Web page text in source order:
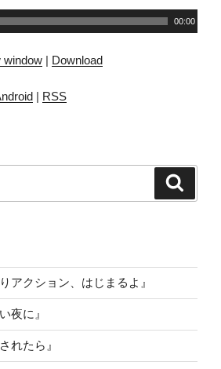
00:00
window | Download
| RSS
アクション、はじまるよ』
夜に』
れたら』